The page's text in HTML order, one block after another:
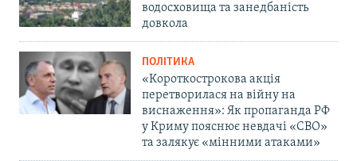
водосховища та занедбаність
довкола
ПОЛІТИКА
«Короткострокова акція
перетворилася на війну на
виснаження»: Як пропаганда РФ
у Криму пояснює невдачі «СВО»
та залякує «мінними атаками»